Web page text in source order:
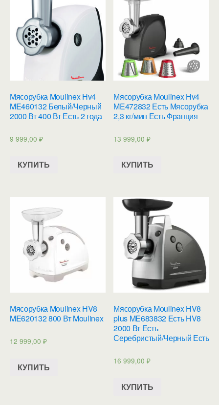
Мясорубка Moulinex Hv4
ME460132 Белый/Черный
2000 Вт 400 Вт Есть 2 года
9 999,00 ₽
КУПИТЬ
Мясорубка Moulinex Hv4
ME472832 Есть Мясорубка
2,3 кг/мин Есть Франция
13 999,00₽
КУПИТЬ
Мясорубка Moulinex HV8
ME620132 800 Вт Moulinex
12 999,00 ₽
КУПИТЬ
Мясорубка Moulinex HV8
plus ME683832 Есть HV8
2000 Вт Есть
Серебристый/Черный Есть
16 999,00₽
КУПИТЬ